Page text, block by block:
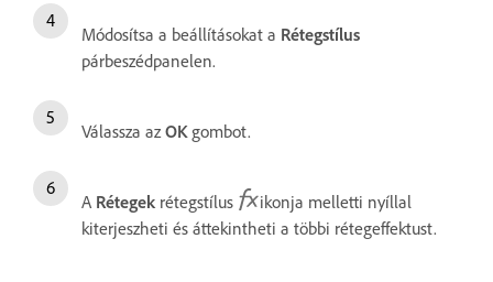
Módosítsa a beállításokat a Rétegstílus
párbeszédpanelen.
Válassza az OK gombot.
A Rétegek rétegstílus
ikonja melletti nyíllal
kiterjeszheti és áttekintheti a többi rétegeffektust.